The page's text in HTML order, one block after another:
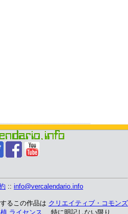
:: info@vercalendario.info
るこの作品は クリエイティブ・コモンズ
ライセンス 、 特に明記しない限り.